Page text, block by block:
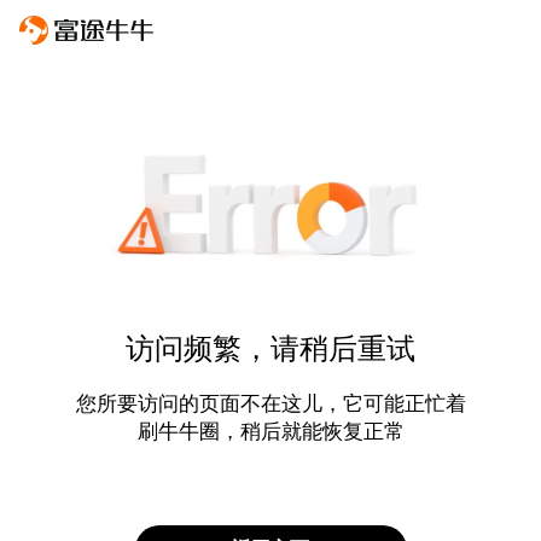
访问频繁，请稍后重试
您所要访问的页面不在这儿，它可能正忙着
刷牛牛圈，稍后就能恢复正常